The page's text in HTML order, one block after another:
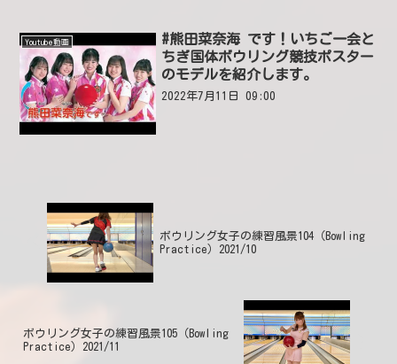
いいね0件
Youtube動画
#熊田菜奈海 です！いちご一会と
ちぎ国体ボウリング競技ポスター
のモデルを紹介します。
2022年7月11日 09:00
ボウリング女子の練習風景104（Bowling
Practice）2021/10
ボウリング女子の練習風景105（Bowling
Practice）2021/11